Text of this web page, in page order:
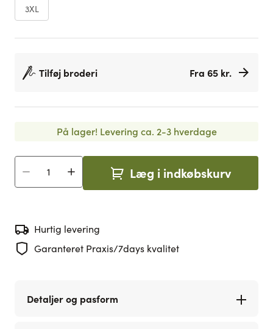
3XL
Tilføj broderi Fra 65 kr.
På lager! Levering ca. 2-3 hverdage
Antal Læg i indkøbskurv
Hurtig levering
Garanteret Praxis/7days kvalitet
Detaljer og pasform